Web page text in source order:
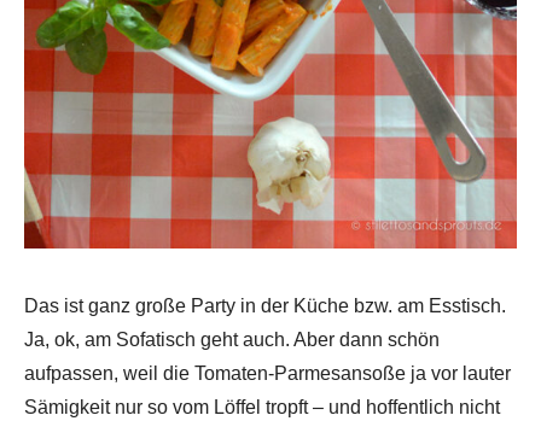
Das ist ganz große Party in der Küche bzw. am Esstisch.
Ja, ok, am Sofatisch geht auch. Aber dann schön
aufpassen, weil die Tomaten-Parmesansoße ja vor lauter
Sämigkeit nur so vom Löffel tropft – und hoffentlich nicht